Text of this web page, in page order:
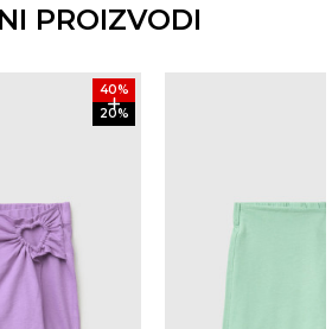
PROIZVODI
40%
20%